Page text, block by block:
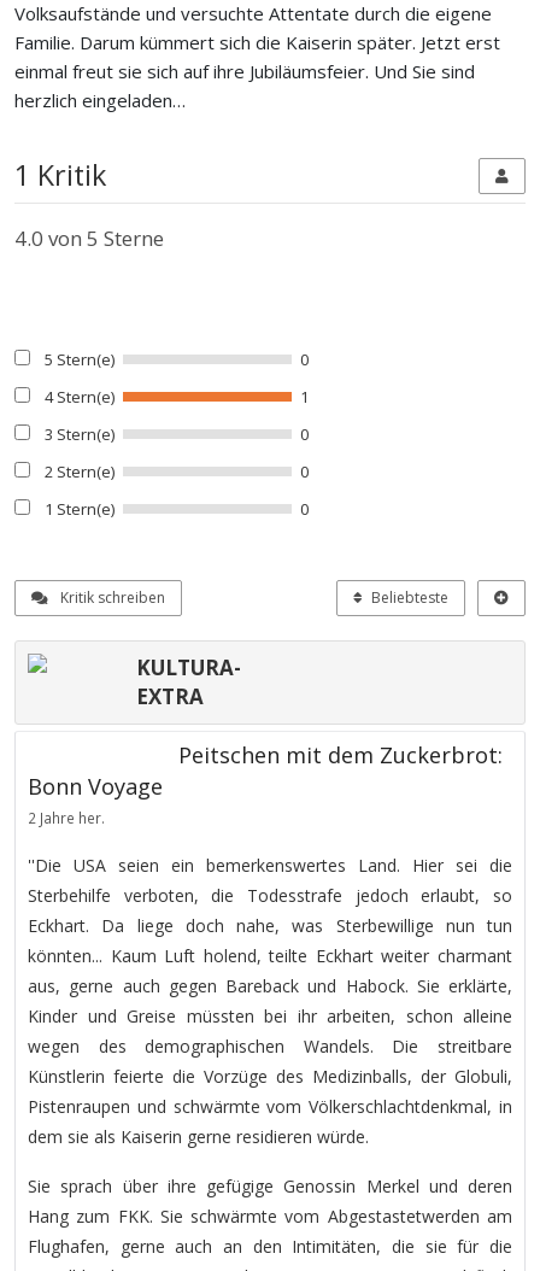
Volksaufstände und versuchte Attentate durch die eigene
Familie. Darum kümmert sich die Kaiserin später. Jetzt erst
einmal freut sie sich auf ihre Jubiläumsfeier. Und Sie sind
herzlich eingeladen…
1 Kritik
4.0 von 5 Sterne
5 Stern(e)
0
4 Stern(e)
1
3 Stern(e)
0
2 Stern(e)
0
1 Stern(e)
0
Kritik schreiben Beliebteste
KULTURA-
EXTRA
Peitschen mit dem Zuckerbrot:
Bonn Voyage
2 Jahre her.
''Die USA seien ein bemerkenswertes Land. Hier sei die
Sterbehilfe verboten, die Todesstrafe jedoch erlaubt, so
Eckhart. Da liege doch nahe, was Sterbewillige nun tun
könnten... Kaum Luft holend, teilte Eckhart weiter charmant
aus, gerne auch gegen Bareback und Habock. Sie erklärte,
Kinder und Greise müssten bei ihr arbeiten, schon alleine
wegen des demographischen Wandels. Die streitbare
Künstlerin feierte die Vorzüge des Medizinballs, der Globuli,
Pistenraupen und schwärmte vom Völkerschlachtdenkmal, in
dem sie als Kaiserin gerne residieren würde.
Sie sprach über ihre gefügige Genossin Merkel und deren
Hang zum FKK. Sie schwärmte vom Abgestastetwerden am
Flughafen, gerne auch an den Intimitäten, die sie für die